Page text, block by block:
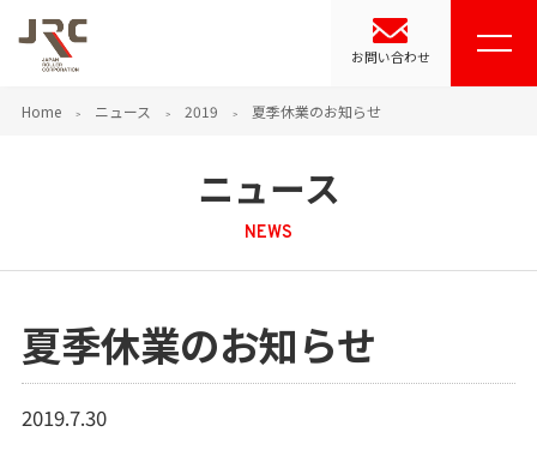
お問い合わせ
Home ニュース 2019 夏季休業のお知らせ
ニュース
NEWS
夏季休業のお知らせ
2019.7.30